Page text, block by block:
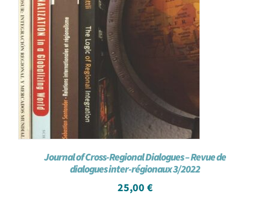
Journal of Cross-Regional Dialogues – Revue de
dialogues inter-régionaux 3/2022
25,00 €